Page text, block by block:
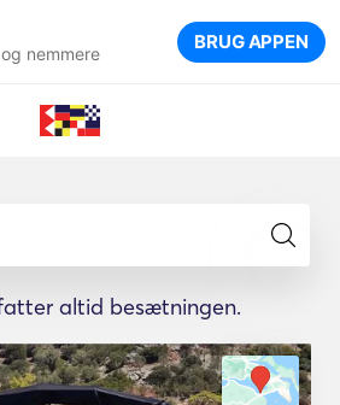
nemmere BRUG APPEN
altid besætningen.